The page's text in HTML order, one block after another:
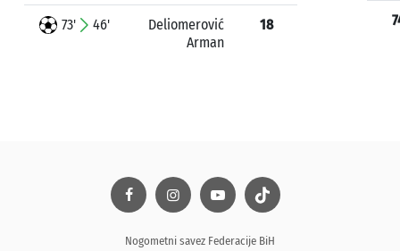
73' 46'
Deliomerović
Arman
18
Nogometni savez Federacije BiH